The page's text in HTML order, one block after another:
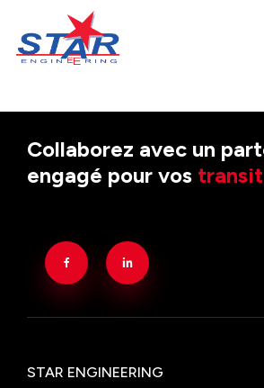
main
Collaborez avec un
engagé pour vos
STAR ENGINEERING